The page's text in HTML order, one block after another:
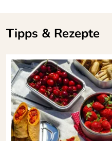
Tipps & Rezepte